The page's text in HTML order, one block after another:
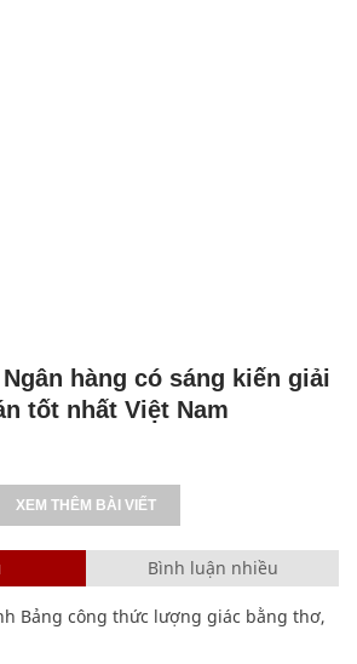
hàng có sáng kiến giải
tốt nhất Việt Nam
XEM THÊM BÀI VIẾT
Bình luận nhiều
Bảng công thức lượng giác bằng thơ,